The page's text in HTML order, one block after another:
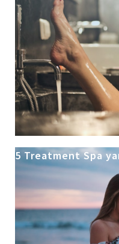
5 Treatment Spa